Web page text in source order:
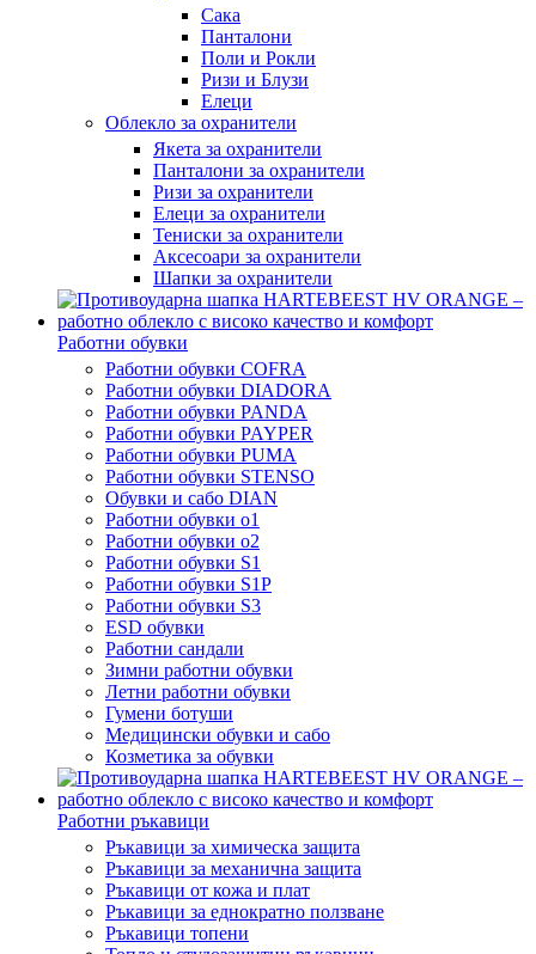
Сака
Панталони
Поли и Рокли
Ризи и Блузи
Елеци
Облекло за охранители
Якета за охранители
Панталони за охранители
Ризи за охранители
Елеци за охранители
Тениски за охранители
Аксесоари за охранители
Шапки за охранители
Работни обувки
Работни обувки COFRA
Работни обувки DIADORA
Работни обувки PANDA
Работни обувки PAYPER
Работни обувки PUMA
Работни обувки STENSO
Обувки и сабо DIAN
Работни обувки o1
Работни обувки o2
Работни обувки S1
Работни обувки S1P
Работни обувки S3
ESD обувки
Работни сандали
Зимни работни обувки
Летни работни обувки
Гумени ботуши
Медицински обувки и сабо
Козметика за обувки
Работни ръкавици
Ръкавици за химическа защита
Ръкавици за механична защита
Ръкавици от кожа и плат
Ръкавици за еднократно ползване
Ръкавици топени